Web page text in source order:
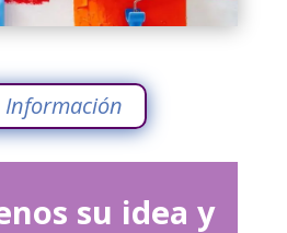
Información
su idea y